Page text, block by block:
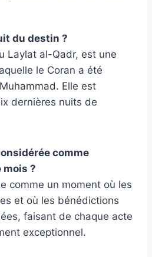
du destin ?
Laylat al-Qadr, est une
le Coran a été
Elle est
dernières nuits de
comme
mois ?
comme un moment où les
et où les bénédictions
faisant de chaque acte
exceptionnel.